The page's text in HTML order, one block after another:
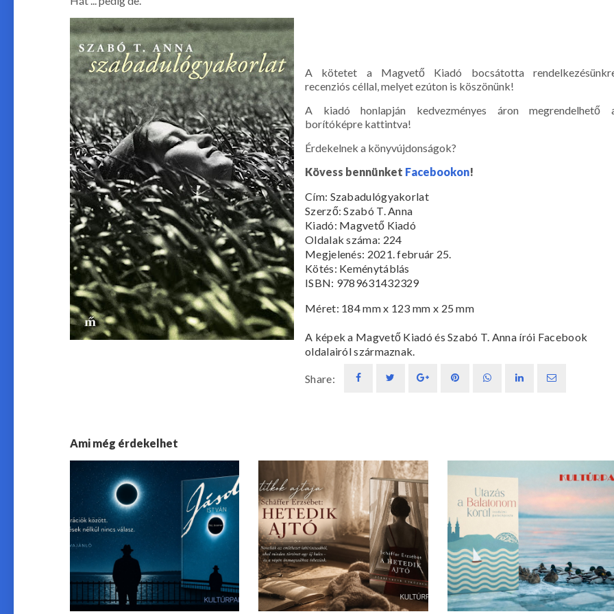
A kötetet a Magvető Kiadó bocsátotta
recenziós céllal, melyet ezúton is köszönünk!
A kiadó honlapján kedvezményes áron megrendelhető
borítóképre kattintva!
Érdekelnek a könyvújdonságok?
Kövess bennünket Facebookon!
Cím: Szabadulógyakorlat
Szerző: Szabó T. Anna
Kiadó: Magvető Kiadó
Oldalak száma: 224
Megjelenés: 2021. február 25.
Kötés: Keménytáblás
ISBN: 9789631432329
Méret: 184 mm x 123 mm x 25 mm
A képek a Magvető Kiadó és Szabó T. Anna írói Facebook
oldalairól származnak.
Share:
Ami még érdekelhet